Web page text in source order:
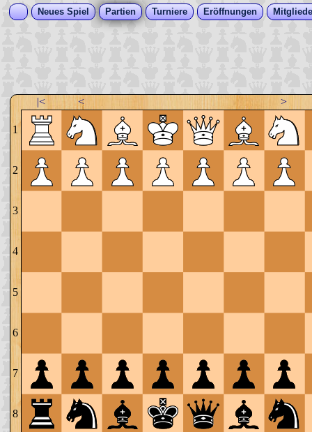
Neues Spiel Partien Turniere Eröffnungen
|< < >
1
2
3
4
5
6
7
8